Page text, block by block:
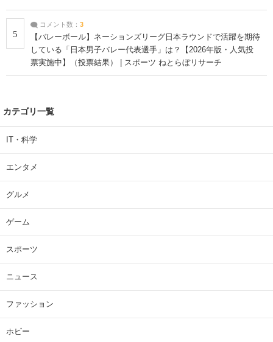
5
コメント数： 3
【バレーボール】ネーションズリーグ日本ラウンドで活躍を期待
している「日本男子バレー代表選手」は？【2026年版・人気投
票実施中】（投票結果） | スポーツ ねとらぼリサーチ
カテゴリ一覧
IT・科学
エンタメ
グルメ
ゲーム
スポーツ
ニュース
ファッション
ホビー